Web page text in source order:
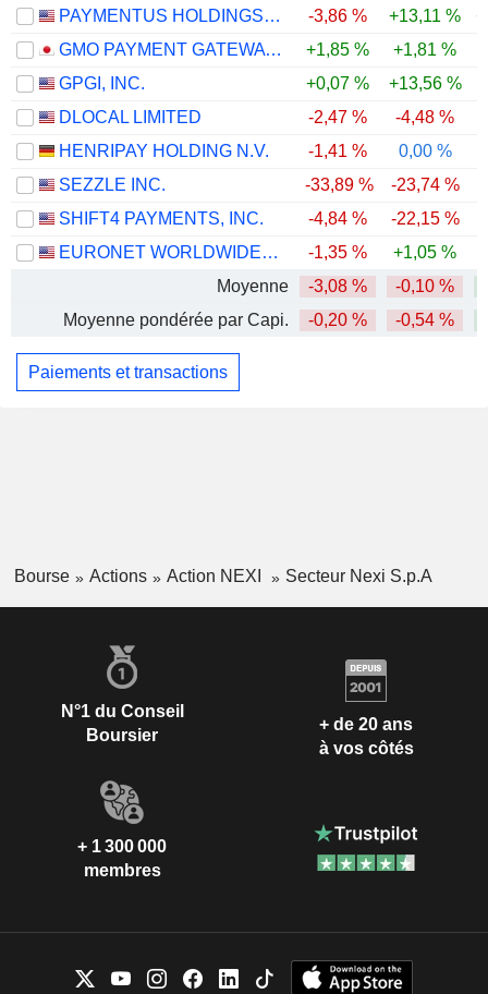
PAYMENTUS HOLDINGS, INC.
-3,86 % +13,11 %
GMO PAYMENT GATEWAY, INC.
+1,85 % +1,81 %
GPGI, INC.
+0,07 % +13,56 %
DLOCAL LIMITED
-2,47 % -4,48 %
HENRIPAY HOLDING N.V.
-1,41 % 0,00 %
SEZZLE INC.
-33,89 % -23,74 %
SHIFT4 PAYMENTS, INC.
-4,84 % -22,15 %
EURONET WORLDWIDE, INC.
-1,35 % +1,05 %
Moyenne
-3,08 % -0,10 %
Moyenne pondérée par Capi.
-0,20 % -0,54 %
Paiements et transactions
Bourse Actions Action NEXI Secteur Nexi S.p.A
N°1 du Conseil
Boursier
+ de 20 ans
à vos côtés
+ 1 300 000
membres